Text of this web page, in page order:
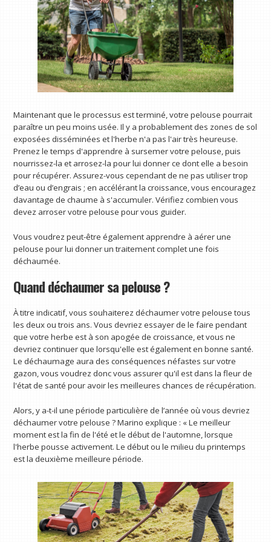
Maintenant que le processus est terminé, votre pelouse pourrait
paraître un peu moins usée. Il y a probablement des zones de sol
exposées disséminées et l'herbe n'a pas l'air très heureuse.
Prenez le temps d'apprendre à sursemer votre pelouse, puis
nourrissez-la et arrosez-la pour lui donner ce dont elle a besoin
pour récupérer. Assurez-vous cependant de ne pas utiliser trop
d’eau ou d’engrais ; en accélérant la croissance, vous encouragez
davantage de chaume à s'accumuler. Vérifiez combien vous
devez arroser votre pelouse pour vous guider.
Vous voudrez peut-être également apprendre à aérer une
pelouse pour lui donner un traitement complet une fois
déchaumée.
Quand déchaumer sa pelouse ?
À titre indicatif, vous souhaiterez déchaumer votre pelouse tous
les deux ou trois ans. Vous devriez essayer de le faire pendant
que votre herbe est à son apogée de croissance, et vous ne
devriez continuer que lorsqu'elle est également en bonne santé.
Le déchaumage aura des conséquences néfastes sur votre
gazon, vous voudrez donc vous assurer qu'il est dans la fleur de
l'état de santé pour avoir les meilleures chances de récupération.
Alors, y a-t-il une période particulière de l’année où vous devriez
déchaumer votre pelouse ? Marino explique : « Le meilleur
moment est la fin de l'été et le début de l'automne, lorsque
l'herbe pousse activement. Le début ou le milieu du printemps
est la deuxième meilleure période.